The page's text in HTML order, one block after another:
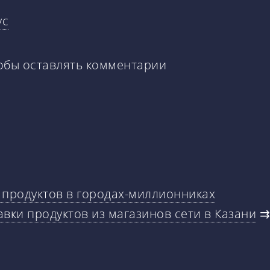
оставлять комментарии
в городах-миллионниках
продуктов из магазинов сети в Казани ⇉